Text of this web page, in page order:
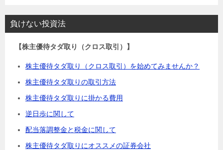
負けない投資法
【株主優待タダ取り（クロス取引）】
株主優待タダ取り（クロス取引）を始めてみませんか？
株主優待タダ取りの取引方法
株主優待タダ取りに掛かる費用
逆日歩に関して
配当落調整金と税金に関して
株主優待タダ取りにオススメの証券会社